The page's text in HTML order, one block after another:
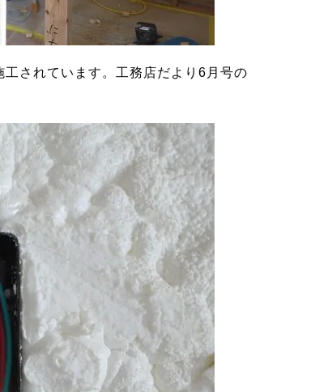
されています。工務店だより6月号の